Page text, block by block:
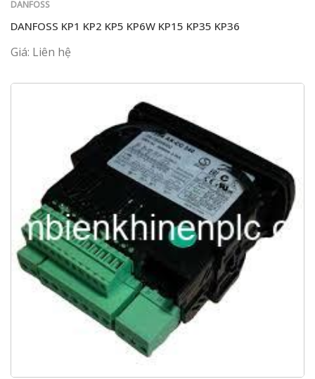
DANFOSS
DANFOSS KP1 KP2 KP5 KP6W KP15 KP35 KP36
Giá: Liên hệ